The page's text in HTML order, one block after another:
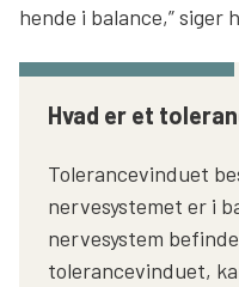
hende i balance,” siger
Hvad er et
Tolerancevinduet
nervesystemet er i
nervesystem
tolerancevinduet,